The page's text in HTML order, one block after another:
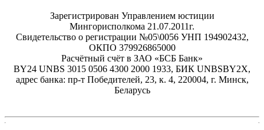
Зарегистрирован Управлением юстиции
Мингорисполкома 21.07.2011г.
Свидетельство о регистрации №05\0056 УНП 194902432,
ОКПО 379926865000
Расчётный счёт в ЗАО «БСБ Банк»
BY24 UNBS 3015 0506 4300 2000 1933, БИК UNBSBY2X,
адрес банка: пр-т Победителей, 23, к. 4, 220004, г. Минск,
Беларусь